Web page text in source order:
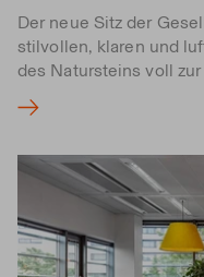
Der neue Sitz der
stilvollen, klaren und
des Natursteins voll